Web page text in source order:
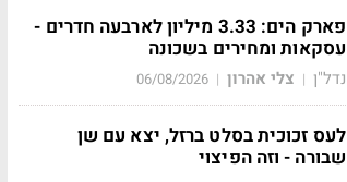
פארק הים: 3.33 מיליון לארבעה חדרים -
עסקאות ומחירים בשכונה
נדל"ן | צלי אהרון |
06/08/2026
לעס זכוכית בסלט ברזל, יצא עם שן
שבורה - וזה הפיצוי